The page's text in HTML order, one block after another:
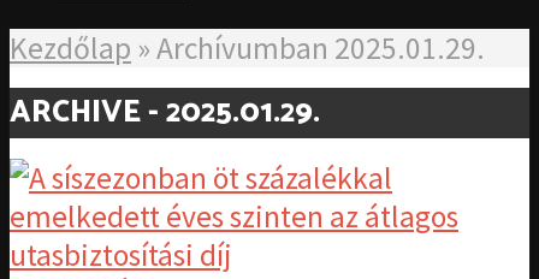
Kezdőlap »Archívumban 2025.01.29.
ARCHIVE - 2025.01.29.